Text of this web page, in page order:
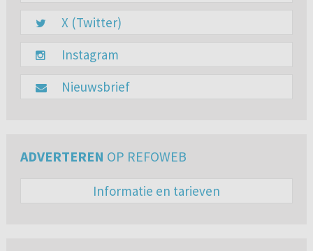
X (Twitter)
Instagram
Nieuwsbrief
ADVERTEREN OP REFOWEB
Informatie en tarieven